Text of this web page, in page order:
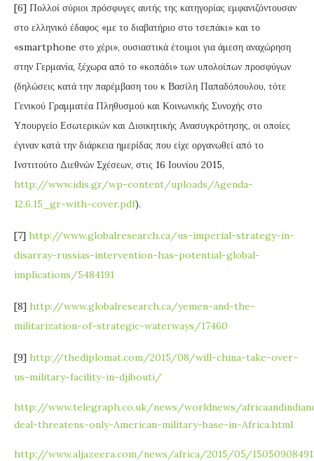
[6] Πολλοί σύριοι πρόσφυγες αυτής της κατηγορίας εμφανιζόντουσαν
στο ελληνικό έδαφος «με το διαβατήριο στο τσεπάκι» και το
«smartphone στο χέρι», ουσιαστικά έτοιμοι για άμεση αναχώρηση
στην Γερμανία, ξέχωρα από το «κοπάδι» των υπολοίπων προσφύγων
(δηλώσεις κατά την παρέμβαση του κ Βασίλη Παπαδόπουλου, τότε
Γενικού Γραμματέα Πληθυσμού και Κοινωνικής Συνοχής στο
Υπουργείο Εσωτερικών και Διοικητικής Ανασυγκρότησης, οι οποίες
έγιναν κατά την διάρκεια ημερίδας που είχε οργανωθεί από το
Ινστιτούτο Διεθνών Σχέσεων, στις 16 Ιουνίου 2015,
http://www.idis.gr/wp-content/uploads/Agenda-
12.6.15_gr-with-cover.pdf).
[7] http://www.globalresearch.ca/us-imperial-strategy-in-
disarray-russias-intervention-has-potential-global-
implications/5484191
[8] http://www.globalresearch.ca/yemen-and-the-
militarization-of-strategic-waterways/17460
[9] http://thediplomat.com/2015/08/will-china-take-over-
us-military-facility-in-djibouti/
http://www.telegraph.co.uk/news/worldnews/
deal-threatens-only-American-military-base-in-Africa.html
http://www.aljazeera.com/news/africa/2015/05/